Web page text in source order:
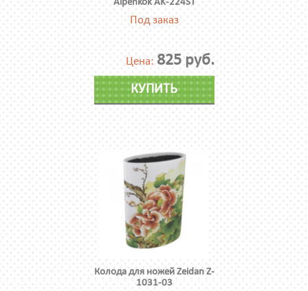
Alpenkok AK-224ST
Под заказ
Цена: 825 руб.
КУПИТЬ
Колода для ножей Zeidan Z-
1031-03